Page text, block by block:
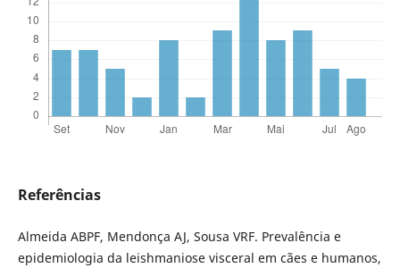
Referências
Almeida ABPF, Mendonça AJ, Sousa VRF. Prevalência e
epidemiologia da leishmaniose visceral em cães e humanos,